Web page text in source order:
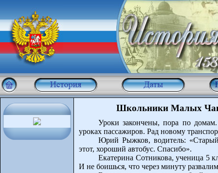
Школьники Малых
Уроки закончены, пора по
уроках пассажиров. Рад новому
Юрий Рыжков, водитель:
этот, хороший автобус. Спасибо».
Екатерина Сотникова, ученица 5
И не боишься, что через минуту